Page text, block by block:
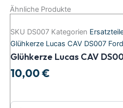
Ähnliche Produkte
SKU DS007 Kategorien
Glühkerze Lucas CAV DS007
Glühkerze Lucas CAV
10,00€